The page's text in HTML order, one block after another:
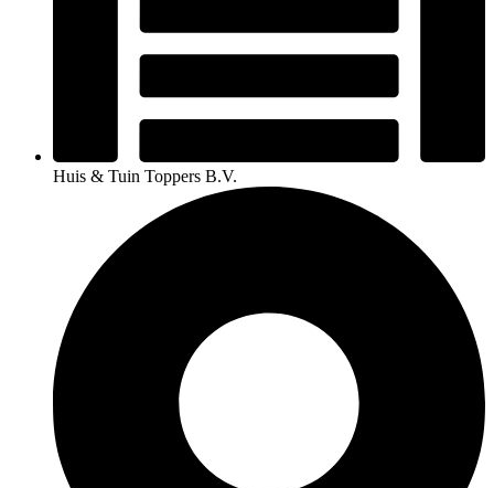
Huis & Tuin Toppers B.V.